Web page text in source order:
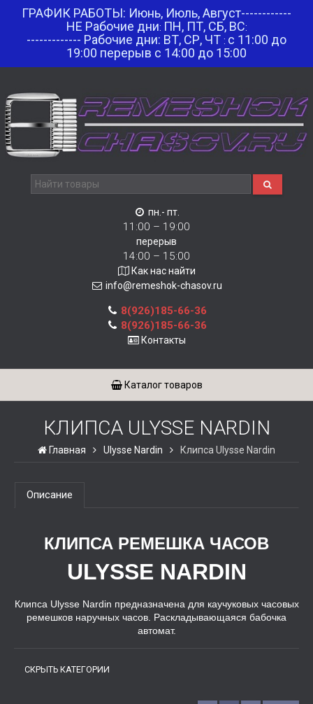
ГРАФИК РАБОТЫ: Июнь, Июль, Август------------
НЕ Рабочие дни: ПН, ПТ, СБ, ВС:
------------- Рабочие дни: ВТ, СР, ЧТ : с 11:00 до
19:00 перерыв с 14:00 до 15:00
пн.- пт.
11:00 – 19:00
перерыв
14:00 – 15:00
Как нас найти
info@remeshok-chasov.ru
8(926)185-66-36
8(926)185-66-36
Контакты
Каталог товаров
КЛИПСА ULYSSE NARDIN
Главная Ulysse Nardin Клипса Ulysse Nardin
Описание
КЛИПСА РЕМЕШКА ЧАСОВ
ULYSSE NARDIN
Клипса Ulysse Nardin предназначена для каучуковых часовых
ремешков наручных часов. Раскладывающаяся бабочка
автомат.
СКРЫТЬ КАТЕГОРИИ